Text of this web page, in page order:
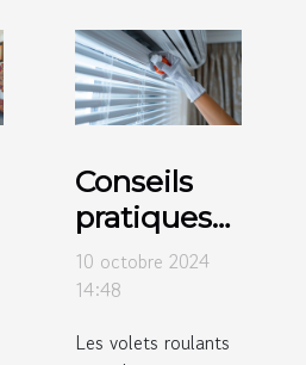
Conseils
pratiques
pour
l'entretien
10 octobre 2024
14:48
Les volets roulants